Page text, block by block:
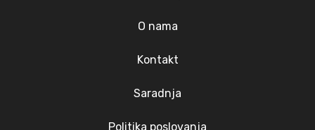
O nama
Kontakt
Saradnja
Politika poslovanja